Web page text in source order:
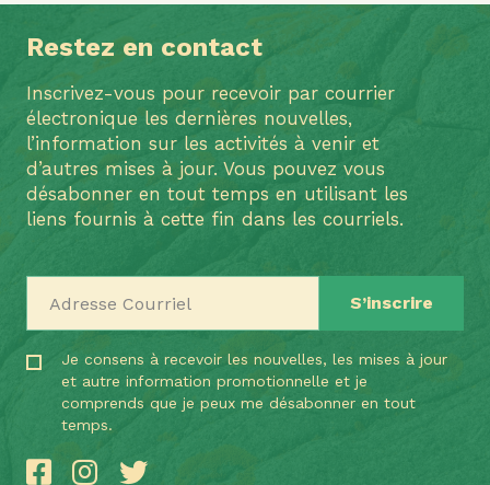
Restez en contact
Inscrivez-vous pour recevoir par courrier
électronique les dernières nouvelles,
l’information sur les activités à venir et
d’autres mises à jour. Vous pouvez vous
désabonner en tout temps en utilisant les
liens fournis à cette fin dans les courriels.
Je consens à recevoir les nouvelles, les mises à jour
et autre information promotionnelle et je
comprends que je peux me désabonner en tout
temps.